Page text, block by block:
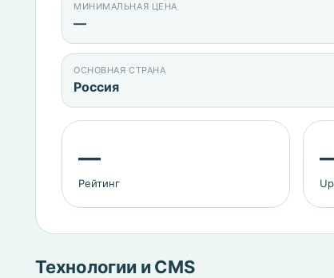
МИНИМАЛЬНАЯ ЦЕНА
—
ОСНОВНАЯ СТРАНА
Россия
—
Рейтинг
Технологии и CMS